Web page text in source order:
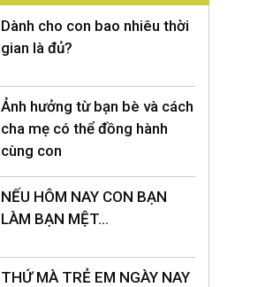
Dành cho con bao nhiêu thời
gian là đủ?
Ảnh hưởng từ bạn bè và cách
cha mẹ có thể đồng hành
cùng con
NẾU HÔM NAY CON BẠN
LÀM BẠN MỆT…
THỨ MÀ TRẺ EM NGÀY NAY